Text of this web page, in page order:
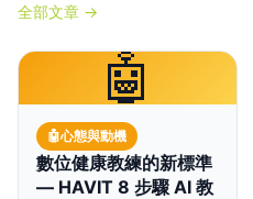
全部文章 →
🤖
🤖心態與動機
數位健康教練的新標準
— HAVIT 8 步驟 AI 教